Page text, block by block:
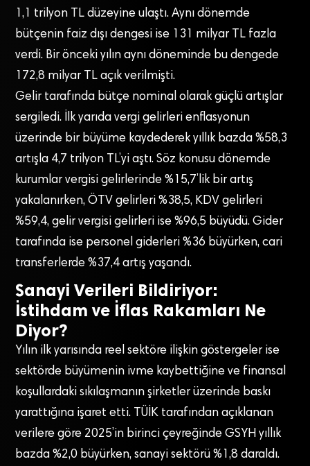
1,1 trilyon TL düzeyine ulaştı. Aynı dönemde
bütçenin faiz dışı dengesi ise 131 milyar TL fazla
verdi. Bir önceki yılın aynı döneminde bu dengede
172,8 milyar TL açık verilmişti.
Gelir tarafında bütçe nominal olarak güçlü artışlar
sergiledi. İlk yarıda vergi gelirleri enflasyonun
üzerinde bir büyüme kaydederek yıllık bazda %58,3
artışla 4,7 trilyon TL’yi aştı. Söz konusu dönemde
kurumlar vergisi gelirlerinde %15,7’lik bir artış
yakalanırken, ÖTV gelirleri %38,5, KDV gelirleri
%59,4, gelir vergisi gelirleri ise %96,5 büyüdü. Gider
tarafında ise personel giderleri %36 büyürken, cari
transferlerde %37,4 artış yaşandı.
Sanayi Verileri Bildiriyor:
İstihdam ve İflas Rakamları Ne
Diyor?
Yılın ilk yarısında reel sektöre ilişkin göstergeler ise
sektörde büyümenin ivme kaybettiğine ve finansal
koşullardaki sıkılaşmanın şirketler üzerinde baskı
yarattığına işaret etti. TÜİK tarafından açıklanan
verilere göre 2025’in birinci çeyreğinde GSYH yıllık
bazda %2,0 büyürken, sanayi sektörü %1,8 daraldı.